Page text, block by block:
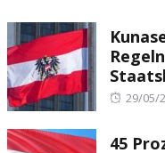
Posted
29/05/
45